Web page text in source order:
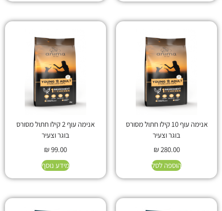
אנימה עוף 10 קילו חתול מסורס
בוגר וצעיר
₪280.00
הוספה לסל
אנימה עוף 2 קילו חתול מסורס
בוגר וצעיר
₪99.00
מידע נוסף